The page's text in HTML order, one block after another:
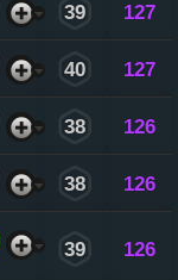
39 127
40 127
38 126
38 126
39 126